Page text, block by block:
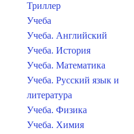
Триллер
Учеба
Учеба. Английский
Учеба. История
Учеба. Математика
Учеба. Русский язык и
литература
Учеба. Физика
Учеба. Химия